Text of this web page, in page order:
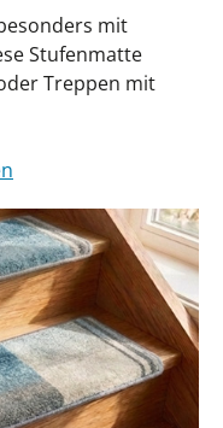
mit
Stufenmatte
Treppen mit